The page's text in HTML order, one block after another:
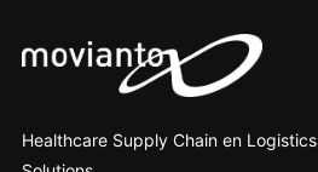
Healthcare Supply Chain en Logistics